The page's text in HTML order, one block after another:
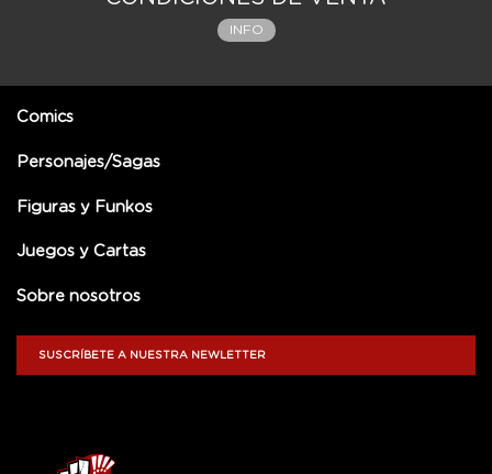
INFO
Comics
Personajes/Sagas
Figuras y Funkos
Juegos y Cartas
Sobre nosotros
SUSCRÍBETE A NUESTRA NEWLETTER